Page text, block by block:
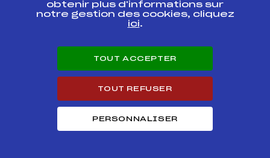
ANAM0092.FFS
CHAMPIONNATS DE
FRANCE MASTER
FFS
CHALLENGE
GEANT CHALLENGE
MASTERS Homme
obtenir plus d'informations sur
notre gestion des cookies, cliquez
ici.
TOUT ACCEPTER
TOUT REFUSER
PERSONNALISER